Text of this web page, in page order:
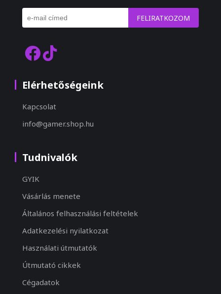
FELIRATKOZOM
Elérhetőségeink
Kapcsolat
info@gamer.shop.hu
Tudnivalók
GYIK
Vásárlás menete
Általános felhasználási feltételek
Adatkezelési nyilatkozat
Használati útmutatók
Útmutató cikkek
Cégadatok